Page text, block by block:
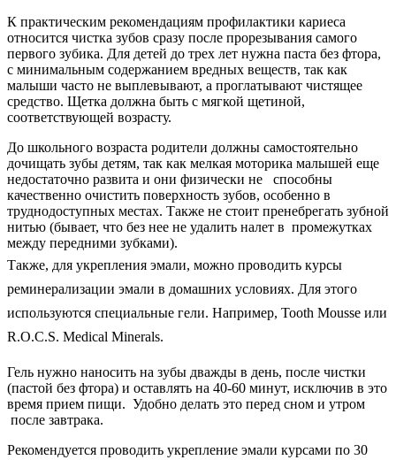
К практическим рекомендациям профилактики кариеса
относится чистка зубов сразу после прорезывания самого
первого зубика. Для детей до трех лет нужна паста без фтора,
с минимальным содержанием вредных веществ, так как
малыши часто не выплевывают, а проглатывают чистящее
средство. Щетка должна быть с мягкой щетиной,
соответствующей возрасту.
До школьного возраста родители должны самостоятельно
дочищать зубы детям, так как мелкая моторика малышей еще
недостаточно развита и они физически не
способны
качественно очистить поверхность зубов, особенно в
труднодоступных местах. Также не стоит пренебрегать зубной
нитью (бывает, что без нее не удалить налет в промежутках
между передними зубками).
Также, для укрепления эмали, можно проводить курсы
реминерализации эмали в домашних условиях. Для этого
используются специальные гели. Например, Tooth Mousse или
R.O.C.S. Medical Minerals.
Гель нужно наносить на зубы дважды в день, после чистки
(пастой без фтора) и оставлять на 40-60 минут, исключив в это
время прием пищи. Удобно делать это перед сном и утром
после завтрака.
Рекомендуется проводить укрепление эмали курсами по 30